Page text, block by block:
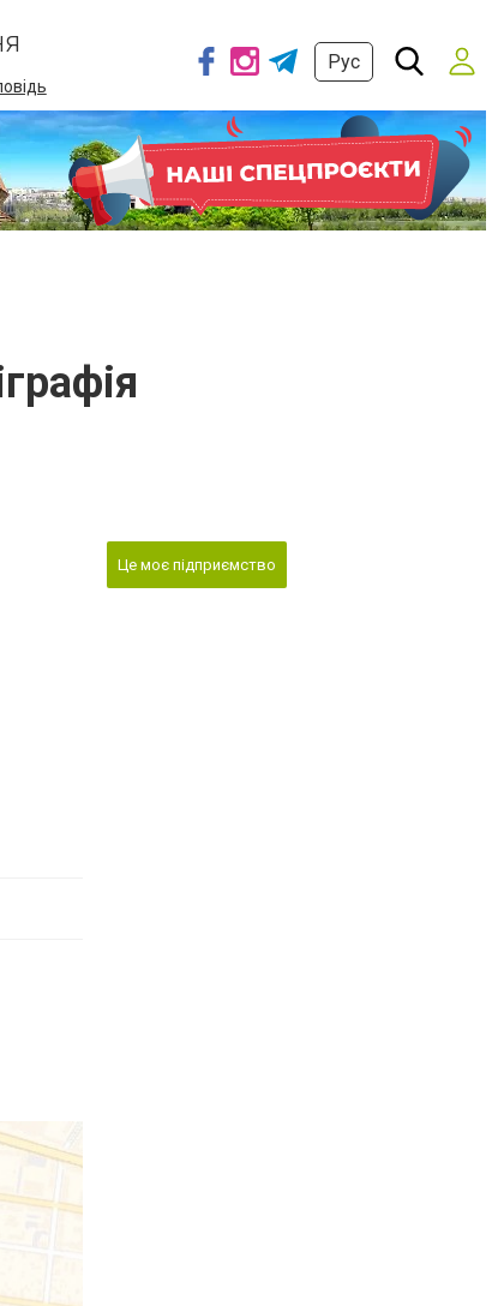
Рус
Це моє підприємство